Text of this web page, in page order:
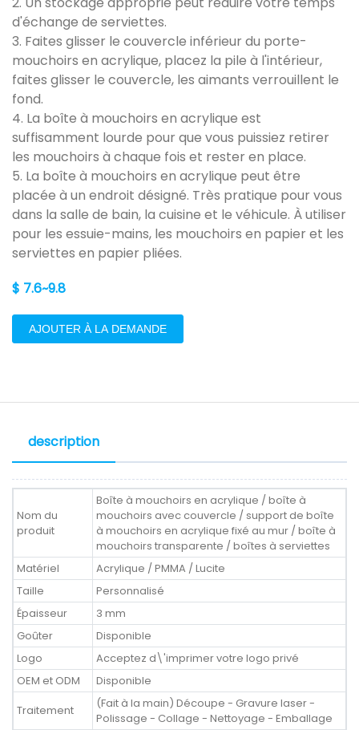
d'échange de serviettes.
3. Faites glisser le couvercle inférieur du porte-
mouchoirs en acrylique, placez la pile à l'intérieur,
faites glisser le couvercle, les aimants verrouillent le
fond.
4. La boîte à mouchoirs en acrylique est
suffisamment lourde pour que vous puissiez retirer
les mouchoirs à chaque fois et rester en place.
5. La boîte à mouchoirs en acrylique peut être
placée à un endroit désigné. Très pratique pour vous
dans la salle de bain, la cuisine et le véhicule. À utiliser
pour les essuie-mains, les mouchoirs en papier et les
serviettes en papier pliées.
$ 7.6~9.8
AJOUTER À LA DEMANDE
description
Nom du
produit
Boîte à mouchoirs en acrylique / boîte à
mouchoirs avec couvercle / support de boîte
à mouchoirs en acrylique fixé au mur / boîte à
mouchoirs transparente / boîtes à serviettes
Matériel
Acrylique / PMMA / Lucite
Taille
Personnalisé
Épaisseur
3 mm
Goûter
Disponible
Logo
Acceptez d\'imprimer votre logo privé
OEM et ODM
Disponible
Traitement
(Fait à la main) Découpe - Gravure laser -
Polissage - Collage - Nettoyage - Emballage